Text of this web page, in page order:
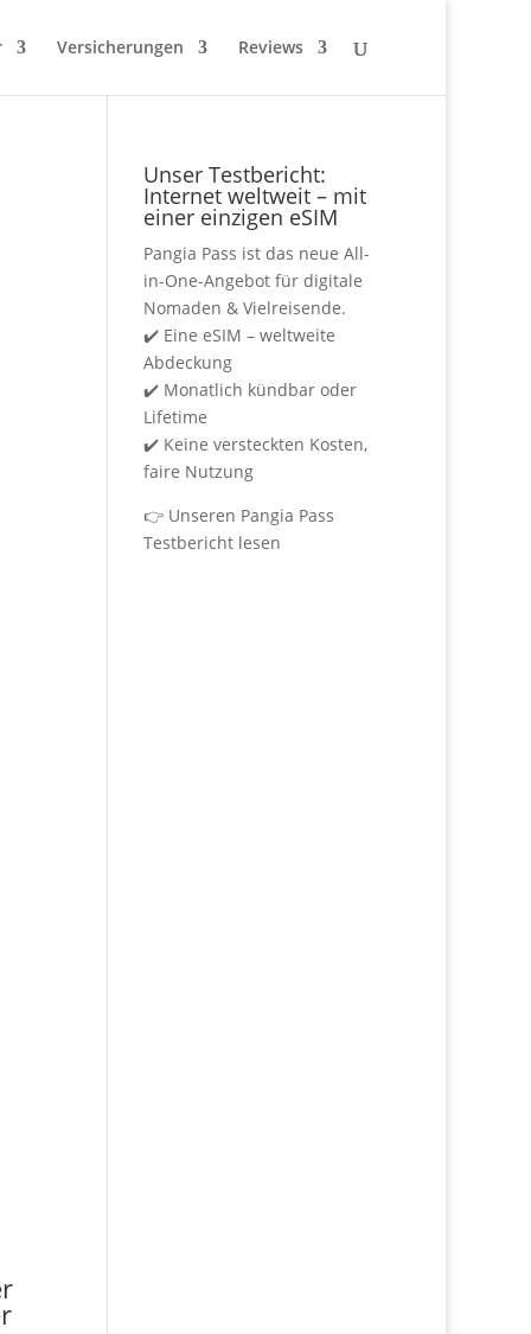
Versicherungen Reviews
Unser Testbericht:
Internet weltweit – mit
einer einzigen eSIM
Pangia Pass ist das neue All-
in-One-Angebot für digitale
Nomaden & Vielreisende.
✔️ Eine eSIM – weltweite
Abdeckung
✔️ Monatlich kündbar oder
Lifetime
✔️ Keine versteckten Kosten,
faire Nutzung
👉 Unseren Pangia Pass
Testbericht lesen